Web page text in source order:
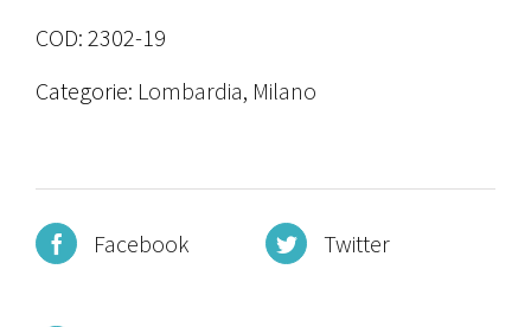
COD: 2302-19
Categorie: Lombardia, Milano
Facebook Twitter